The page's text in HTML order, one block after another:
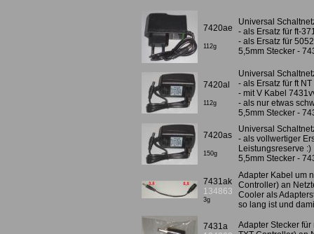
7420ae
112g
Universal
- als Ersatz für ft-
- als Ersatz für
5,5mm Stecker -
7420al
112g
Universal
- als Ersatz für ft
- mit V Kabel
- als nur etwas
5,5mm Stecker -
7420as
150g
Universal
- als vollwertiger
Leistungsreserve :)
5,5mm Stecker -
7431ak
134863
3g
Adapter Kabel um
Controller) an
Cooler als
so lang ist und
7431a
Adapter Stecker für